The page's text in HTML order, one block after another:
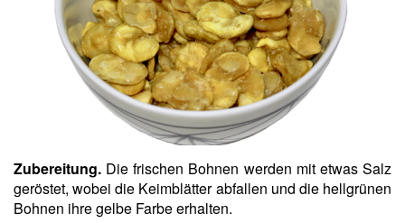
Zubereitung. Die frischen Bohnen werden mit etwas Salz
geröstet, wobei die Keimblätter abfallen und die hellgrünen
Bohnen ihre gelbe Farbe erhalten.